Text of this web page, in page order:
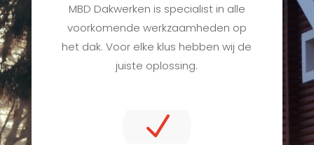
MBD Dakwerken is specialist in alle
voorkomende werkzaamheden op
het dak. Voor elke klus hebben wij de
juiste oplossing.
N